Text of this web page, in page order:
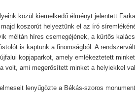
közül kiemelkedő élményt jelentett
koszorút helyeztünk el az író
méltán híres csemegéjének, a kürtős
is kaptunk a finomságból. A
kopjaparkot, amely emlékeztetett
volt, ami megerősített minket a helyiekkel
lenyűgözte a Békás-szoros